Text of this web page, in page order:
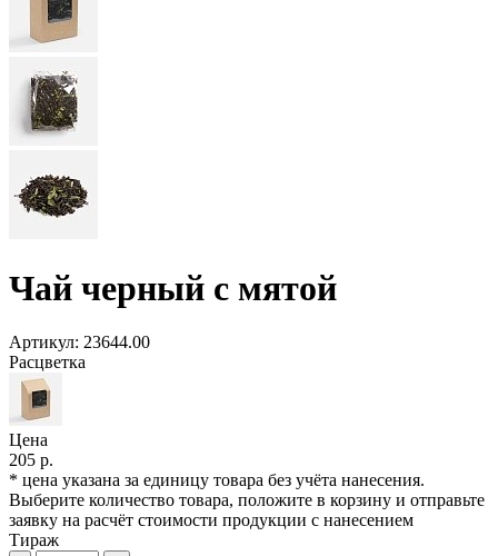
Чай черный с мятой
Артикул: 23644.00
Расцветка
Цена
205 р.
* цена указана за единицу товара без учёта нанесения.
Выберите количество товара, положите в корзину и отправьте
заявку на расчёт стоимости продукции с нанесением
Тираж